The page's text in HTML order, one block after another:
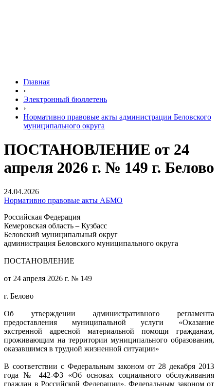
Главная
›
Электронный бюллетень
›
Нормативно правовые акты администрации Беловского
муниципального округа
ПОСТАНОВЛЕНИЕ от 24
апреля 2026 г. № 149 г. Белово
24.04.2026
Нормативно правовые акты АБМО
Российская Федерация
Кемеровская область – Кузбасс
Беловский муниципальный округ
администрация Беловского муниципального округа
ПОСТАНОВЛЕНИЕ
от 24 апреля 2026 г. № 149
г. Белово
Об утверждении административного регламента
предоставления муниципальной услуги «Оказание
экстренной адресной материальной помощи гражданам,
проживающим на территории муниципального образования,
оказавшимся в трудной жизненной ситуации»
В соответствии с Федеральным законом от 28 декабря 2013
года № 442-ФЗ «Об основах социального обслуживания
граждан в Российской Федерации», Федеральным законом от